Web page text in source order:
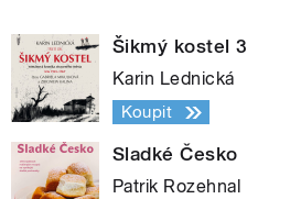
Šikmý kostel 3
Karin Lednická
Koupit
Sladké Česko
Patrik Rozehnal